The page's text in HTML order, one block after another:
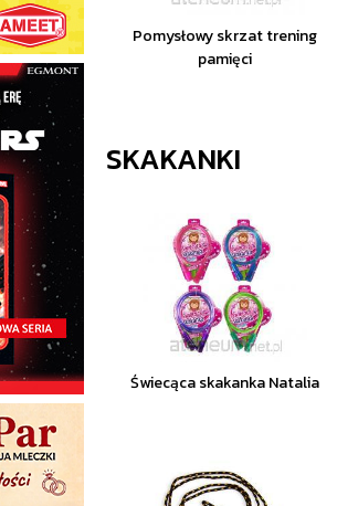
Pomysłowy skrzat trening
pamięci
SKAKANKI
Świecąca skakanka Natalia